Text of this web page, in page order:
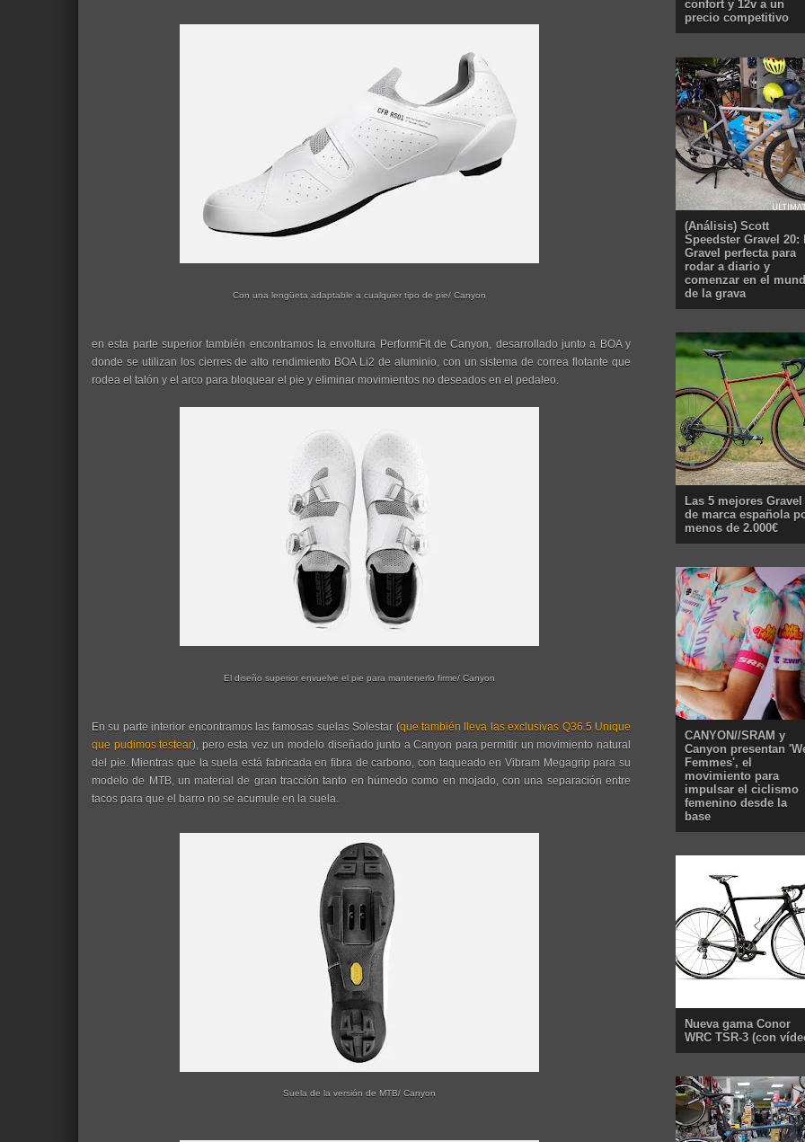
Con una lengüeta adaptable a cualquier tipo de pie/ Canyon
en esta parte superior también encontramos la envoltura PerformFit de Canyon, desarrollado junto a BOA y
donde se utilizan los cierres de alto rendimiento BOA Li2 de aluminio, con un sistema de correa flotante que
rodea el talón y el arco para bloquear el pie y eliminar movimientos no deseados en el pedaleo.
El diseño superior envuelve el pie para mantenerlo firme/ Canyon
En su parte interior encontramos las famosas suelas Solestar (que también lleva las exclusivas Q36.5 Unique
que pudimos testear), pero esta vez un modelo diseñado junto a Canyon para permitir un movimiento natural
del pie. Mientras que la suela está fabricada en fibra de carbono, con taqueado en Vibram Megagrip para su
modelo de MTB, un material de gran tracción tanto en húmedo como en mojado, con una separación entre
tacos para que el barro no se acumule en la suela.
Suela de la versión de MTB/ Canyon
confort y 12v a un
precio competitivo
(Análisis) Scott
Speedster Gravel 20:
Gravel perfecta para
rodar a diario y
comenzar en el
de la grava
Las 5 mejores Gravel
de marca española
menos de 2.000€
CANYON//SRAM y
Canyon presentan
Femmes', el
movimiento para
impulsar el ciclismo
femenino desde la
base
Nueva gama Conor
WRC TSR-3 (con